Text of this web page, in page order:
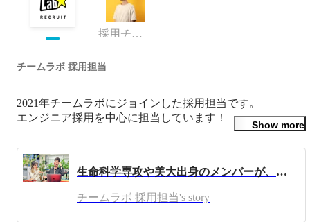
採用チーム・チームリーダー
チームラボ 採用担当
2021年チームラボにジョインした採用担当です。
エンジニア採用を中心に担当しています！
https://twitter.com/teamlab_recruit
note
https://note.com/teamlab_recruit/
Show more
生命科学専攻や美大出身のメンバーが、チームラボに新卒入社し、ソリューションカタリストとして活躍するまで
チームラボ 採用担当's story